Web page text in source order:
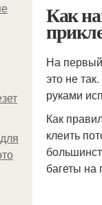
Как
На первый
это не
руками
Как
клеить
багеты на